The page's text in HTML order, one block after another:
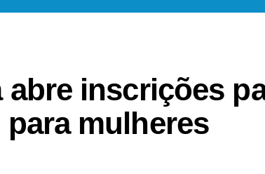
abre inscrições
mulheres